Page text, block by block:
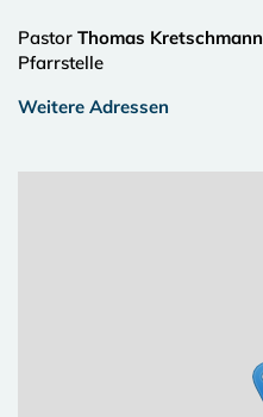
Pastor Thomas Kretschmann
Pfarrstelle
Weitere Adressen